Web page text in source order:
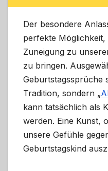
Der besondere
perfekte
Zuneigung zu
zu bringen.
Geburtstagssprüche
Tradition, sondern „
kann tatsächlich als
werden. Eine Kunst,
unsere Gefühle
Geburtstagskind